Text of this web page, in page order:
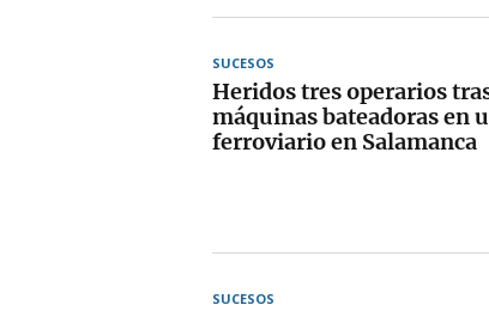
SUCESOS
Heridos tres operarios
máquinas bateadoras en
ferroviario en Salamanca
SUCESOS